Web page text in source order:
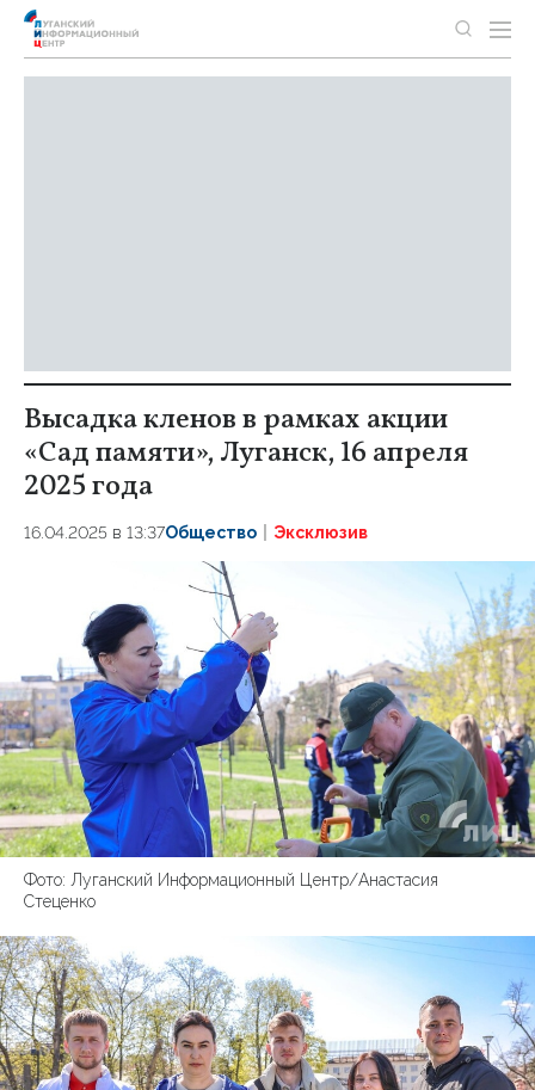
Высадка кленов в рамках акции
«Сад памяти», Луганск, 16 апреля
2025 года
16.04.2025 в 13:37Общество Эксклюзив
Фото: Луганский Информационный Центр/Анастасия
Стеценко